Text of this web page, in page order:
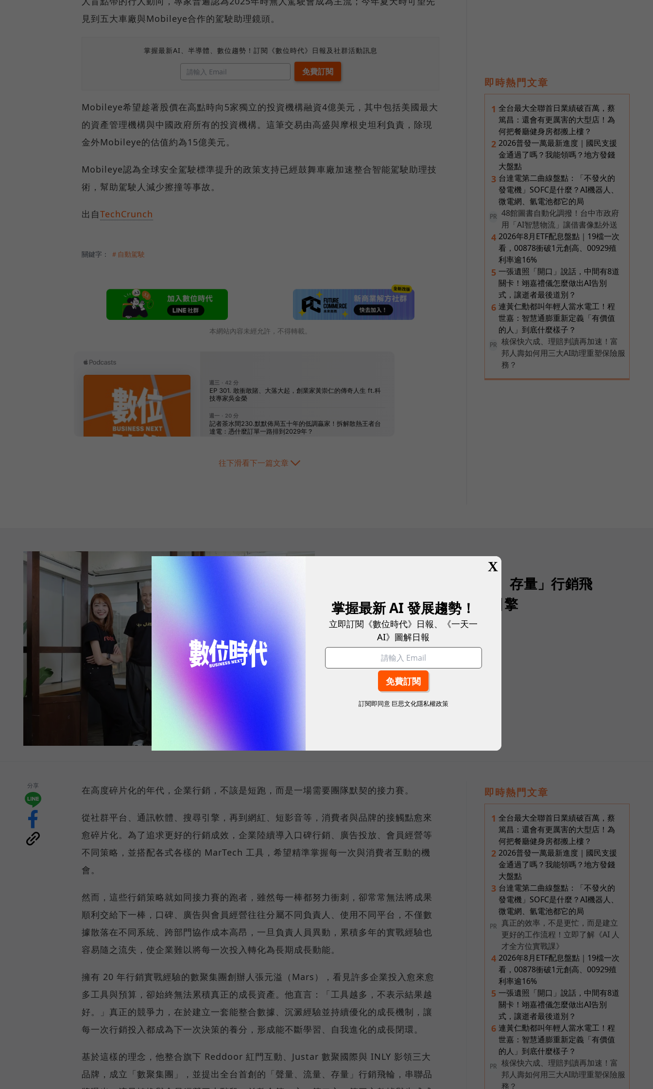
見到五大車廠與Mobileye合作的駕駛助理鏡頭。
掌握最新AI、半導體、數位趨勢！訂閱《數位時代》日報及社群活動訊息
Mobileye希望趁著股價在高點時向5家獨立的投資機構融資4億美元，其中包括美國最大
的資產管理機構與中國政府所有的投資機構。這筆交易由高盛與摩根史坦利負責，除現
金外Mobileye的估值約為15億美元。
Mobileye認為全球安全駕駛標準提升的政策支持已經鼓舞車廠加速整合智能駕駛助理技
術，幫助駕駛人減少擦撞等事故。
出自TechCrunch
關鍵字： ＃自動駕駛
本網站內容未經允許，不得轉載。
往下滑看下一篇文章
即時熱門文章
1 全台最大全聯首日業績破百萬，蔡
篤昌：還會有更厲害的大型店！為
何把餐廳健身房都搬上樓？
2 2026普發一萬最新進度｜國民支援
金通過了嗎？我能領嗎？地方發錢
大盤點
3 台達電第二曲線盤點：「不發火的
發電機」SOFC是什麼？AI機器人、
微電網、氫電池都它的局
PR
48館圖書自動化調撥！台中市政府
用「AI智慧物流」讓借書像點外送
4 2026年8月ETF配息盤點｜19檔一次
看，00878衝破1元創高、00929殖
利率逾16%
5 一張遺照「開口」說話，中間有8道
關卡！翊嘉禮儀怎麼做出AI告別
式，讓逝者最後道別？
6 連黃仁勳都叫年輕人當水電工！程
世嘉：智慧通膨重新定義「有價值
的人」到底什麼樣子？
PR
核保快六成、理賠判讀再加速！富
邦人壽如何用三大AI助理重塑保險服
務？
數聚集團首創「聲量、流量、存量」行銷飛
輪，打造企業專屬 AI 成長引擎
sponsored by
分享 在高度碎片化的年代，企業行銷，不該是短跑，而是一場需要團隊默契的接力賽。
從社群平台、通訊軟體、搜尋引擎，再到網紅、短影音等，消費者與品牌的接觸點愈來
愈碎片化。為了追求更好的行銷成效，企業陸續導入口碑行銷、廣告投放、會員經營等
不同策略，並搭配各式各樣的 MarTech 工具，希望精準掌握每一次與消費者互動的機
會。
然而，這些行銷策略就如同接力賽的跑者，雖然每一棒都努力衝刺，卻常常無法將成果
順利交給下一棒，口碑、廣告與會員經營往往分屬不同負責人、使用不同平台，不僅數
據散落在不同系統、跨部門協作成本高昂，一旦負責人員異動，累積多年的實戰經驗也
容易隨之流失，使企業難以將每一次投入轉化為長期成長動能。
擁有 20 年行銷實戰經驗的數聚集團創辦人張元溢（Mars），看見許多企業投入愈來愈
多工具與預算，卻始終無法累積真正的成長資產。他直言：「工具越多，不表示結果越
好。」真正的競爭力，在於建立一套能整合數據、沉澱經驗並持續優化的成長機制，讓
每一次行銷投入都成為下一次決策的養分，形成能不斷學習、自我進化的成長閉環。
基於這樣的理念，他整合旗下 Reddoor 紅門互動、Justar 數聚國際與 INLY 影領三大
品牌，成立「數聚集團」，並提出全台首創的「聲量、流量、存量」行銷飛輪，串聯品
即時熱門文章
1 全台最大全聯首日業績破百萬，蔡
篤昌：還會有更厲害的大型店！為
何把餐廳健身房都搬上樓？
2 2026普發一萬最新進度｜國民支援
金通過了嗎？我能領嗎？地方發錢
大盤點
3 台達電第二曲線盤點：「不發火的
發電機」SOFC是什麼？AI機器人、
微電網、氫電池都它的局
PR
真正的效率，不是更忙，而是建立
更好的工作流程！立即了解《AI 人
才全方位實戰課》
4 2026年8月ETF配息盤點｜19檔一次
看，00878衝破1元創高、00929殖
利率逾16%
5 一張遺照「開口」說話，中間有8道
關卡！翊嘉禮儀怎麼做出AI告別
式，讓逝者最後道別？
6 連黃仁勳都叫年輕人當水電工！程
世嘉：智慧通膨重新定義「有價值
的人」到底什麼樣子？
PR
核保快六成、理賠判讀再加速！富
邦人壽如何用三大AI助理重塑保險服
務？
X
掌握最新 AI 發展趨勢！
立即訂閱《數位時代》日報、《一天一
AI》圖解日報
訂閱即同意 巨思文化隱私權政策